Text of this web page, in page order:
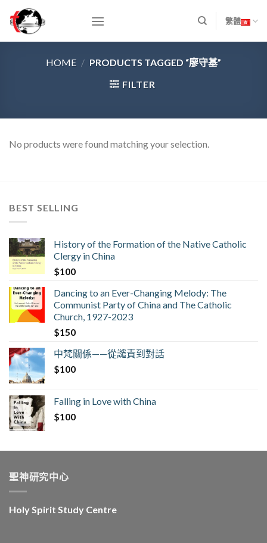
content
繁體
HOME / PRODUCTS TAGGED “廖守基”
FILTER
No products were found matching your selection.
BEST SELLING
History of the Formation of the Native Catholic
Clergy in China
$100
Dancing to an Ever-Changing Melody: The
Communist Party of China and The Catholic
Church, 1927-2023
$150
中梵關係——從譴責到對話
$100
Falling in Love with China
$100
聖神研究中心
Holy Spirit Study Centre